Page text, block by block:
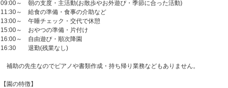
09:00～ 朝の支度・主活動(お散歩やお外遊び・季節に合った活動)
11:30～ 給食の準備・食事の介助など
13:00～ 午睡チェック・交代で休憩
15:00～ おやつの準備・片付け
16:00～ 自由遊び・順次降園
16:30 退勤(残業なし)
補助の先生なのでピアノや書類作成・持ち帰り業務などもありません。
【園の特徴】